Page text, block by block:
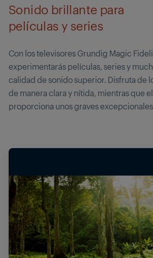
Sonido brillante para
películas y series
Con los televisores Grundig Magic
experimentarás películas, series y
calidad de sonido superior. Disfruta de
de manera clara y nítida, mientras que
proporciona unos graves